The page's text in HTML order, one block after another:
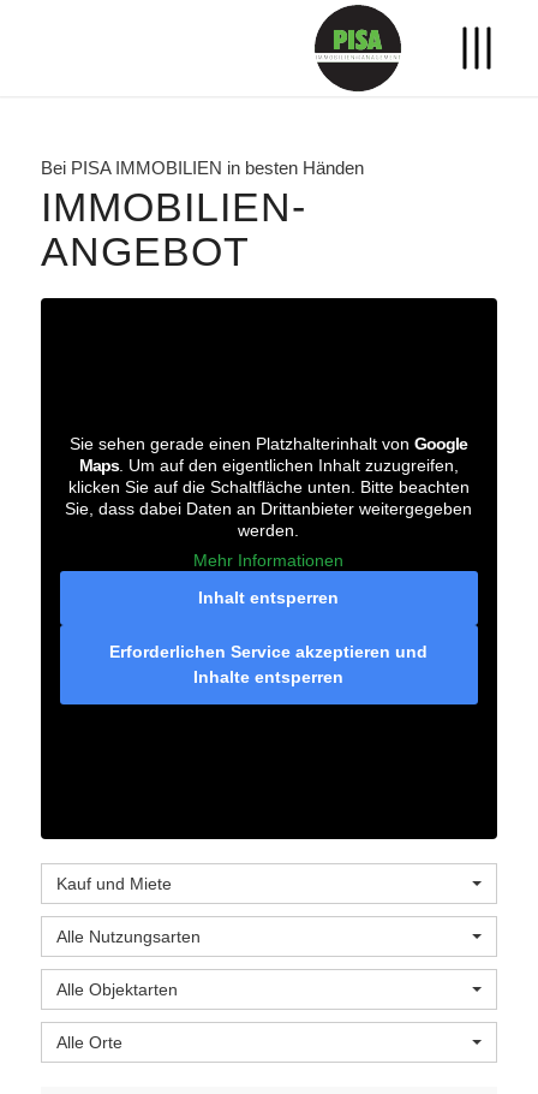
Bei PISA IMMOBILIEN in besten Händen
IMMOBILIEN­
ANGEBOT
Sie sehen gerade einen Platzhalterinhalt vonGoogle
Maps. Um auf den eigentlichen Inhalt zuzugreifen,
klicken Sie auf die Schaltfläche unten. Bitte beachten
Sie, dass dabei Daten an Drittanbieter weitergegeben
werden.
Mehr Informationen
Inhalt entsperren
Erforderlichen Service akzeptieren und
Inhalte entsperren
Kauf und Miete
Alle Nutzungsarten
Alle Objektarten
Alle Orte